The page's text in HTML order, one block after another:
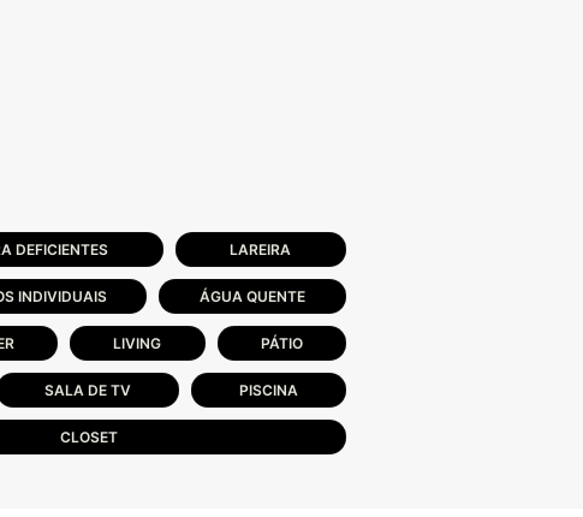
DEFICIENTES LAREIRA
INDIVIDUAIS ÁGUA QUENTE
LIVING PÁTIO
SALA DE TV PISCINA
CLOSET